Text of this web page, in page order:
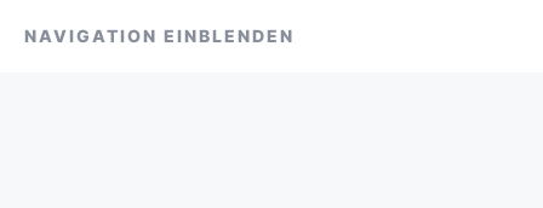
NAVIGATION EINBLENDEN